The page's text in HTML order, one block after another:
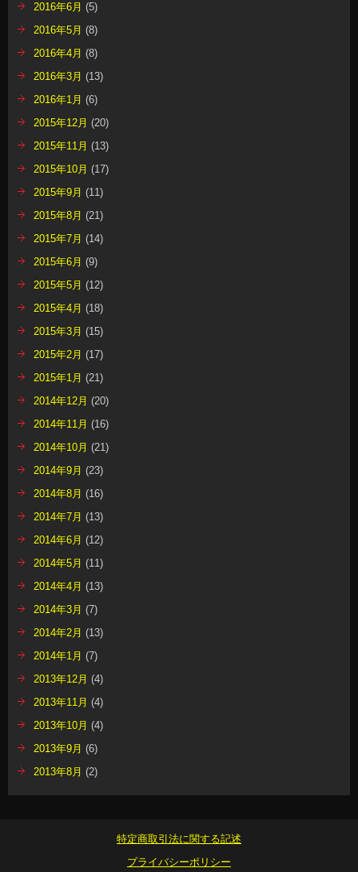
2016年6月 (5)
2016年5月 (8)
2016年4月 (8)
2016年3月 (13)
2016年1月 (6)
2015年12月 (20)
2015年11月 (13)
2015年10月 (17)
2015年9月 (11)
2015年8月 (21)
2015年7月 (14)
2015年6月 (9)
2015年5月 (12)
2015年4月 (18)
2015年3月 (15)
2015年2月 (17)
2015年1月 (21)
2014年12月 (20)
2014年11月 (16)
2014年10月 (21)
2014年9月 (23)
2014年8月 (16)
2014年7月 (13)
2014年6月 (12)
2014年5月 (11)
2014年4月 (13)
2014年3月 (7)
2014年2月 (13)
2014年1月 (7)
2013年12月 (4)
2013年11月 (4)
2013年10月 (4)
2013年9月 (6)
2013年8月 (2)
特定商取引法に関する記述
プライバシーポリシー